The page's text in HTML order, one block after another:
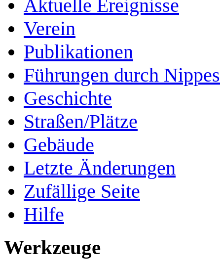
Aktuelle Ereignisse
Verein
Publikationen
Führungen durch Nippes
Geschichte
Straßen/Plätze
Gebäude
Letzte Änderungen
Zufällige Seite
Hilfe
Werkzeuge